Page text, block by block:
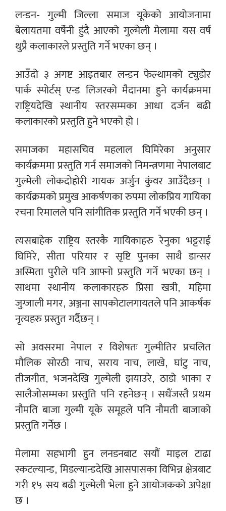
लन्डन- गुल्मी जिल्ला समाज यूकेको आयोजनामा
बेलायतमा वर्षेनी हुंदै आएको गुल्मेली मेलामा यस वर्ष
थुप्रै कलाकारले प्रस्तुति गर्ने भएका छन् ।
आउँदो ३ अगष्ट आइतबार लन्डन फेल्थामको ट्युडोर
पार्क स्पोर्टस् एन्ड लिजरको मैदानमा हुने कार्यक्रममा
राष्ट्रियदेखि स्थानीय स्तरसम्मका आधा दर्जन बढी
कलाकारको प्रस्तुति हुने भएको हो ।
समाजका महासचिव महलाल घिमिरेका अनुसार
कार्यक्रममा प्रस्तुति गर्न समाजको निमन्त्रणमा नेपालबाट
गुल्मेली लोकदोहोरी गायक अर्जुन कुंवर आउँदैछन् ।
कार्यक्रमको प्रमुख आकर्षणका रुपमा लोकप्रिय गायिका
रचना रिमालले पनि सांगीतिक प्रस्तुति गर्ने भएकी छन् ।
त्यसबाहेक राष्ट्रिय स्तरकै गायिकाहरु रेनुका भट्टराई
घिमिरे, सीता परियार र सृष्टि पुनका साथै डान्सर
अस्मिता पुरीले पनि आफ्नो प्रस्तुति गर्ने भएका छन् ।
साथमा स्थानीय कलाकारहरु प्रिसा खत्री, महिमा
जुग्जाली मगर, अञ्जना सापकोटालगायतले पनि आकर्षक
नृत्यहरु प्रस्तुत गर्दैछन् ।
सो अवसरमा नेपाल र विशेषतः गुल्मीतिर प्रचलित
मौलिक सोरठी नाच, सराय नाच, लाखे, घांटु नाच,
तीजगीत, भजनदेखि गुल्मेली झयाउरे, ठाडो भाका र
सालैजोसम्मका प्रस्तुति पनि रहनेछन् । सधैंजस्तै प्रथम
नौमति बाजा गुल्मी यूके समूहले पनि नौमती बाजाको
प्रस्तुति गर्नेछ ।
मेलामा सहभागी हुन लनडनबाट सयौं माइल टाढा
स्कटल्यान्ड, मिडल्यान्डदेखि आसपासका विभिन्न क्षेत्रबाट
गरी १५ सय बढी गुल्मेली भेला हुने आयोजकको अपेक्षा
छ ।